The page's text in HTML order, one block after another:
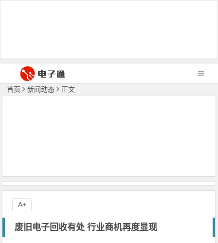
首页 新闻动态 正文
废旧电子回收有处 行业商机再度显现
A+